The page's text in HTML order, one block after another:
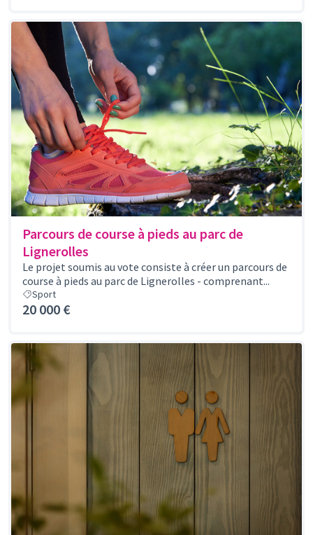
Parcours de course à pieds au parc de
Lignerolles
Le projet soumis au vote consiste à créer un parcours de
course à pieds au parc de Lignerolles - comprenant...
Sport
20 000 €